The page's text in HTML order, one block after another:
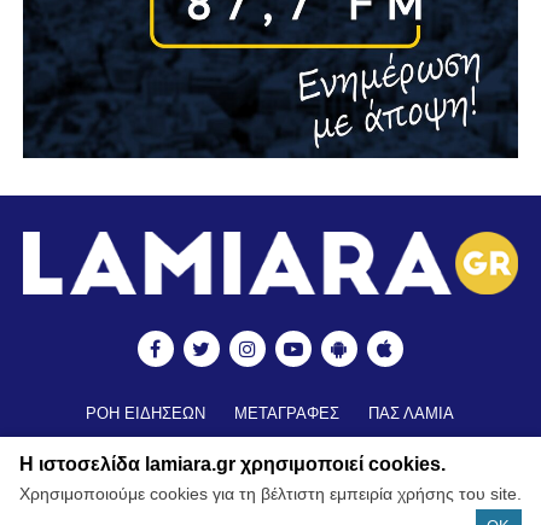
ΡΟΗ ΕΙΔΗΣΕΩΝ ΜΕΤΑΓΡΑΦΕΣ
ΠΑΣ ΛΑΜΙΑ
ΒΑΘΜΟΛΟΓΙΑ ΑΚΑΔΗΜΙΩΝ
ΚΥΠΕΛΛΟ
ΝΕΑ ΑΠΟ ΕΛΛΑΔΑ
FUTSAL ΠΟΔΟΣΦΑΙΡΟ ΓΥΝΑΙΚΩΝ
Η ιστοσελίδα lamiara.gr χρησιμοποιεί cookies.
Χρησιμοποιούμε cookies για τη βέλτιστη εμπειρία χρήσης του site.